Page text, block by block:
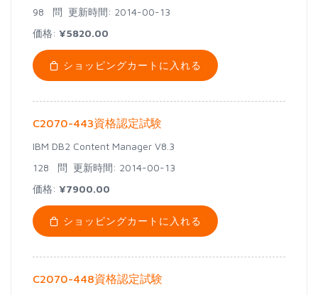
98 問 更新時間: 2014-00-13
価格: ¥5820.00
ショッピングカートに入れる
C2070-443資格認定試験
IBM DB2 Content Manager V8.3
128 問 更新時間: 2014-00-13
価格: ¥7900.00
ショッピングカートに入れる
C2070-448資格認定試験